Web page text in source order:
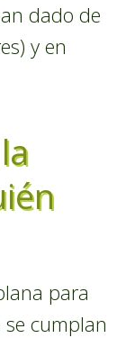
dado de
y en
para
cumplan